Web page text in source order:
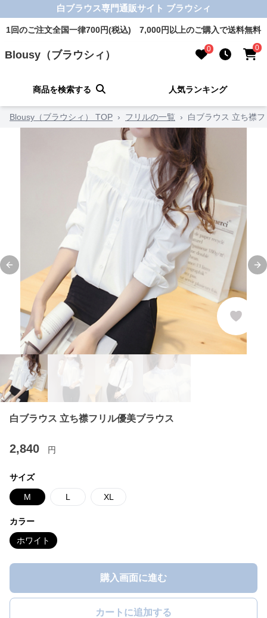
白ブラウス専門通販サイト ブラウシィ
1回のご注文全国一律700円(税込) 7,000円以上のご購入で送料無料
Blousy（ブラウシィ） 0 0
商品を検索する 人気ランキング
Blousy（ブラウシィ） TOP › フリルの一覧 › 白ブラウス 立ち襟
Previous slide
白ブラウス 立ち襟フリル優美ブラウス
2,840 円
サイズ
M L XL
カラー
ホワイト
購入画面に進む
カートに追加する